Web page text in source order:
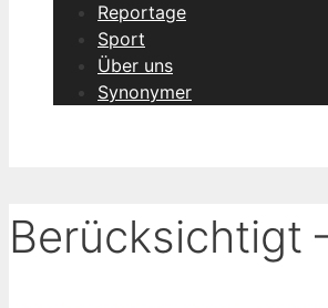
Reportage
Sport
Über uns
Synonymer
Berücksichtigt